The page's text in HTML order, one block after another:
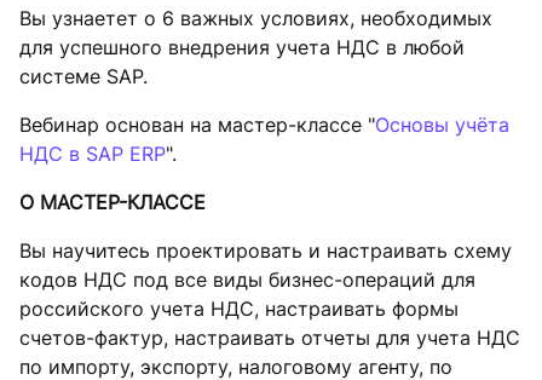
Вы узнаетет о 6 важных условиях, необходимых
для успешного внедрения учета НДС в любой
системе SAP.
Вебинар основан на мастер-классе "Основы учёта
НДС в SAP ERP".
О МАСТЕР-КЛАССЕ
Вы научитесь проектировать и настраивать схему
кодов НДС под все виды бизнес-операций для
российского учета НДС, настраивать формы
счетов-фактур, настраивать отчеты для учета НДС
по импорту, экспорту, налоговому агенту, по